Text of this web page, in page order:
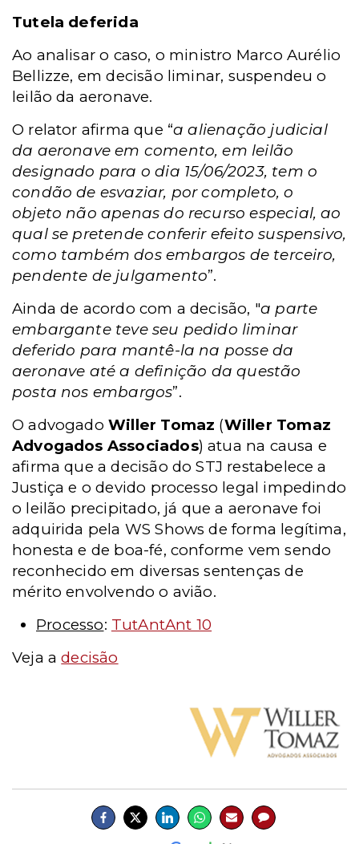
Tutela deferida
Ao analisar o caso, o ministro Marco Aurélio
Bellizze, em decisão liminar, suspendeu o
leilão da aeronave.
O relator afirma que “a alienação judicial
da aeronave em comento, em leilão
designado para o dia 15/06/2023, tem o
condão de esvaziar, por completo, o
objeto não apenas do recurso especial, ao
qual se pretende conferir efeito suspensivo,
como também dos embargos de terceiro,
pendente de julgamento”.
Ainda de acordo com a decisão, "a parte
embargante teve seu pedido liminar
deferido para mantê-la na posse da
aeronave até a definição da questão
posta nos embargos”.
O advogadoWiller Tomaz (Willer Tomaz
Advogados Associados) atua na causa e
afirma que a decisão do STJ restabelece a
Justiça e o devido processo legal impedindo
o leilão precipitado, já que a aeronave foi
adquirida pela WS Shows de forma legítima,
honesta e de boa-fé, conforme vem sendo
reconhecido em diversas sentenças de
mérito envolvendo o avião.
Processo: TutAntAnt 10
Veja adecisão